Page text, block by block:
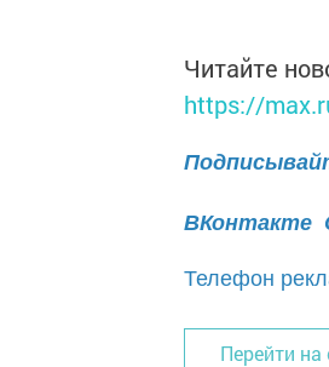
Читайте
https://
ВКонтакте
Телефон
Перейти на